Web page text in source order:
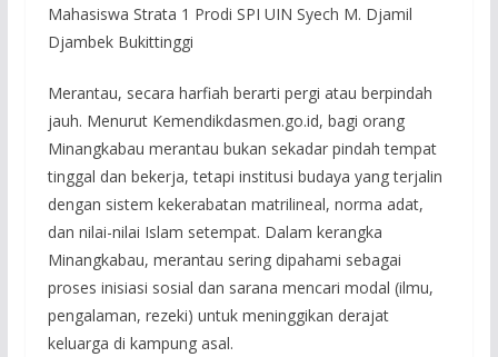
Mahasiswa Strata 1 Prodi SPI UIN Syech M. Djamil
Djambek Bukittinggi
Merantau, secara harfiah berarti pergi atau berpindah
jauh. Menurut Kemendikdasmen.go.id, bagi orang
Minangkabau merantau bukan sekadar pindah tempat
tinggal dan bekerja, tetapi institusi budaya yang terjalin
dengan sistem kekerabatan matrilineal, norma adat,
dan nilai-nilai Islam setempat. Dalam kerangka
Minangkabau, merantau sering dipahami sebagai
proses inisiasi sosial dan sarana mencari modal (ilmu,
pengalaman, rezeki) untuk meninggikan derajat
keluarga di kampung asal.